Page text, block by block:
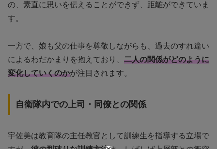
の、素直に思いを伝えることができず、距離ができていま
す。
一方で、娘も父の仕事を尊敬しながらも、過去のすれ違い
によるわだかまりを抱えており、 二人の関係がどのように
変化していくのかが注目されます。
自衛隊内での上司・同僚との関係
宇佐美は教育隊の主任教官として訓練生を指導する立場で